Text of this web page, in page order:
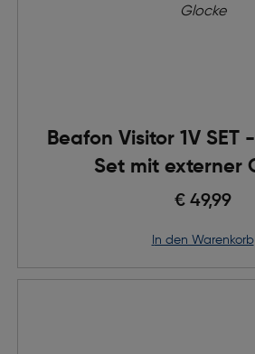
Beafon Visitor 1V SET
Set mit externer
€ 49,99
in den Warenkorb